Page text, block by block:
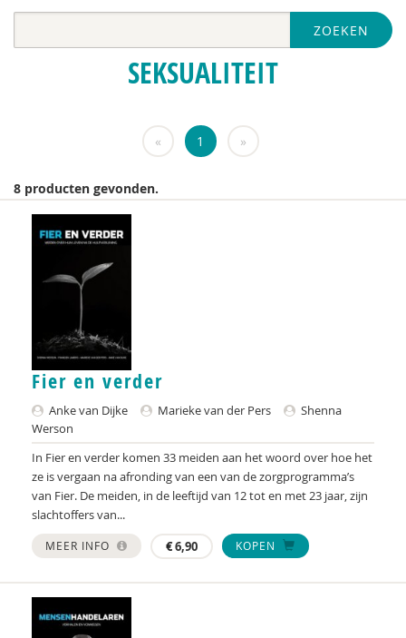
Nederlandse Vereniging voor Obstetrie &
Audrey Alards
Sander van Arum
Amma Asante
Hilde Bakker
Ferdi Bekken
Marianne Berger
Charlotte van Besouw
Iva Bicanic
Yannick Bleeker
Jeroen Boekhoven
Arjan Bolt
Gianni van den Braak
Ilona Brekelmans
ZOEKEN
SEKSUALITEIT
« 1 »
8 producten gevonden.
Fier en verder
Anke van Dijke Marieke van der Pers
Shenna
Werson
In Fier en verder komen 33 meiden aan het woord over hoe het
ze is vergaan na afronding van een van de zorgprogramma’s
van Fier. De meiden, in de leeftijd van 12 tot en met 23 jaar, zijn
slachtoffers van...
MEER INFO €6,90 KOPEN